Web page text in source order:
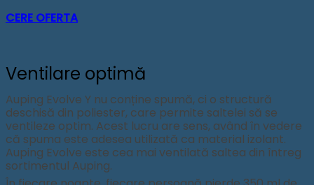
CERE OFERTA
Ventilare optimă
Auping Evolve Y nu conține spumă, ci o structură
deschisă din poliester, care permite saltelei să se
ventileze optim. Acest lucru are sens, având în vedere
că spuma este adesea utilizată ca material izolant.
Auping Evolve este cea mai ventilată saltea din întreg
sortimentul Auping.